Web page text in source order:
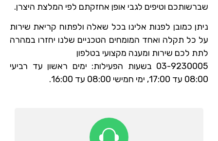
שברשותכם וטיפים לגבי אופן אחזקתם לפי המלצת היצרן.
ניתן כמובן לפנות אלינו בכל שאלה ולפתוח קריאת שירות
על כל תקלה ואחד המומחים הטכניים שלנו יחזרו במהרה
לתת לכם שירות ומענה מקצועי בטלפון
03-9230005 בשעות הפעילות: ימים ראשון עד רביעי
08:00 עד 17:00, ימי חמישי 08:00 עד 16:00.